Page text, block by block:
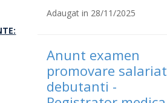
Adaugat in 28/11/2025
Anunt examen
promovare
debutanti -